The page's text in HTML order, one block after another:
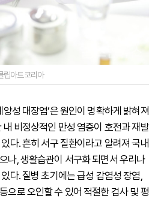
립아트코리아
성 대장염’은 원인이 명확하게 밝혀져
비정상적인 만성 염증이 호전과 재발
다. 흔히 서구 질환이라고 알려져 국내
나, 생활습관이 서구화 되면서 우리나
다. 질병 초기에는 급성 감염성 장염,
으로 오인할 수 있어 적절한 검사 및 평